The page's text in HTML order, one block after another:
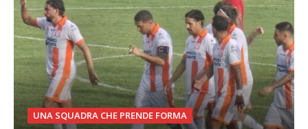
UNA SQUADRA CHE PRENDE FORMA